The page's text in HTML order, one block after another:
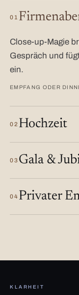
01
Close-up-Magie
Gespräch und
ein.
EMPFANG ODER
02 Hochzeit
03 Gala &
04 Privater
KLARHEIT